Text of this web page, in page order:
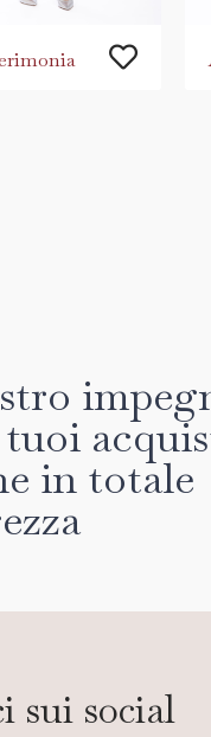
in totale
sui social